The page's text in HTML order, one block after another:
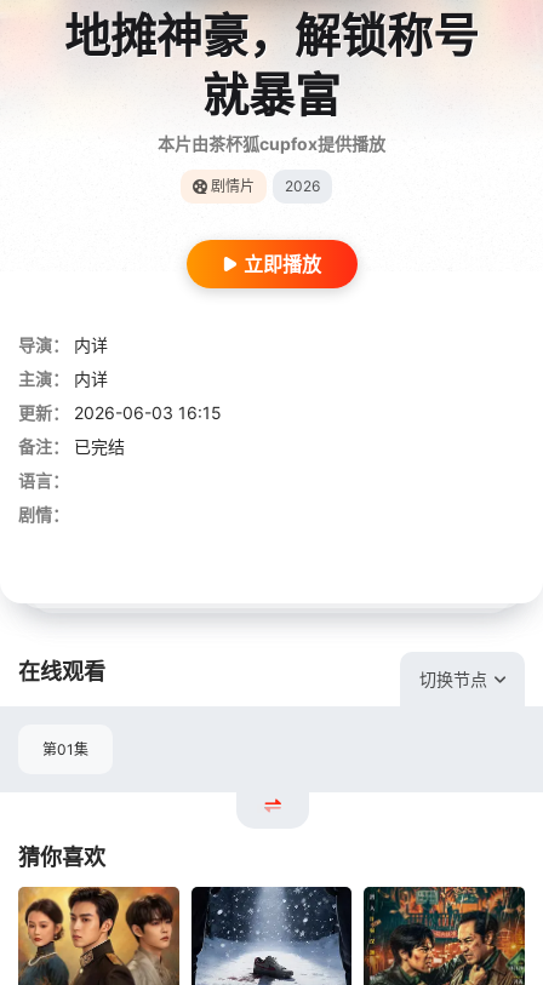
地摊神豪，解锁称号
就暴富
本片由茶杯狐cupfox提供播放
剧情片 2026
立即播放
导演：
内详
主演：
内详
更新：
2026-06-03 16:15
备注：
已完结
语言：
剧情：
在线观看 切换节点
第01集
猜你喜欢